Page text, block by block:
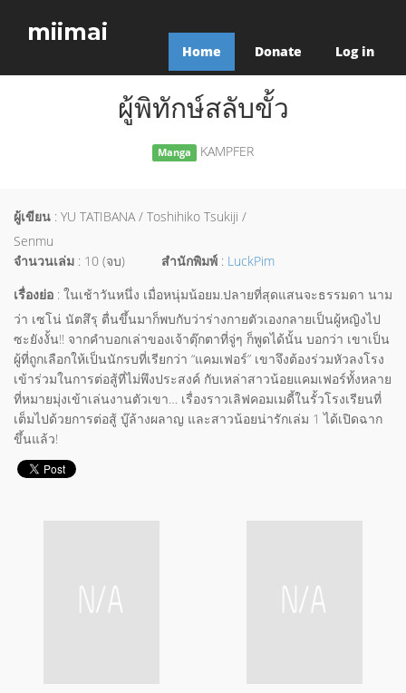
miimai
Home Donate Log in
ผู้พิทักษ์สลับขั้ว
Manga KAMPFER
ผู้เขียน : YU TATIBANA / Toshihiko Tsukiji /
Senmu
จำนวนเล่ม : 10 (จบ) สำนักพิมพ์ : LuckPim
เรื่องย่อ : ในเช้าวันหนึ่ง เมื่อหนุ่มน้อยม.ปลายที่สุดแสนจะธรรมดา นาม
ว่า เซโน่ นัตสึรุ ตื่นขึ้นมาก็พบกับว่าร่างกายตัวเองกลายเป็นผู้หญิงไป
ซะยังงั้น!! จากคำบอกเล่าของเจ้าตุ๊กตาที่จู่ๆ ก็พูดได้นั้น บอกว่า เขาเป็น
ผู้ที่ถูกเลือกให้เป็นนักรบที่เรียกว่า “แคมเฟอร์” เขาจึงต้องร่วมหัวลงโรง
เข้าร่วมในการต่อสู้ที่ไม่พึงประสงค์ กับเหล่าสาวน้อยแคมเฟอร์ทั้งหลาย
ที่หมายมุ่งเข้าเล่นงานตัวเขา… เรื่องราวเลิฟคอมเมดี้ในรั้วโรงเรียนที่
เต็มไปด้วยการต่อสู้ บู๊ล้างผลาญ และสาวน้อยน่ารักเล่ม 1 ได้เปิดฉาก
ขึ้นแล้ว!